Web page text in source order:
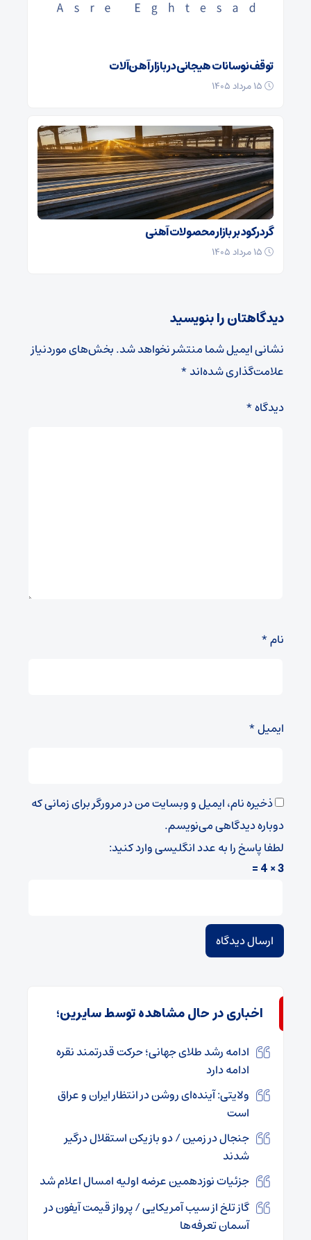
توقف نوسانات هیجانی در بازار آهن‌آلات
گرد رکود بر بازار محصولات آهنی
دیدگاهتان را بنویسید
نشانی ایمیل شما منتشر نخواهد شد.بخش‌های موردنیاز
علامت‌گذاری شده‌اند*
دیدگاه*
نام*
ایمیل*
ذخیره نام، ایمیل و وبسایت من در مرورگر برای زمانی که
دوباره دیدگاهی می‌نویسم.
لطفا پاسخ را به عدد انگلیسی وارد کنید:
3 × 4 =
اخباری در حال مشاهده توسط سایرین؛
ادامه رشد طلای جهانی؛ حرکت قدرتمند نقره
ادامه دارد
ولایتی: آینده‌ای روشن در انتظار ایران و عراق
است
جنجال در زمین / دو بازیکن استقلال درگیر
شدند
جزئیات نوزدهمین عرضه اولیه امسال اعلام شد
گاز تلخ از سیب آمریکایی / پرواز قیمت آیفون در
آسمان تعرفه‌ها